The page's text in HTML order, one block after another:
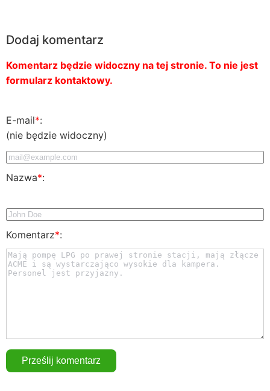
Dodaj komentarz
Komentarz będzie widoczny na tej stronie. To nie jest
formularz kontaktowy.
E-mail*:
(nie będzie widoczny)
Nazwa*:
Komentarz*: